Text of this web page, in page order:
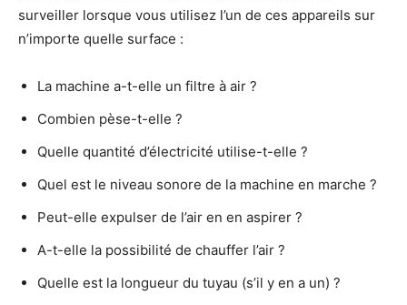
surveiller lorsque vous utilisez l’un de ces appareils sur
n’importe quelle surface :
La machine a-t-elle un filtre à air ?
Combien pèse-t-elle ?
Quelle quantité d’électricité utilise-t-elle ?
Quel est le niveau sonore de la machine en marche ?
Peut-elle expulser de l’air en en aspirer ?
A-t-elle la possibilité de chauffer l’air ?
Quelle est la longueur du tuyau (s’il y en a un) ?